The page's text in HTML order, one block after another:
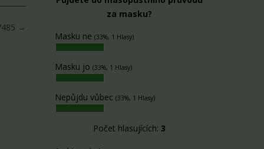
→
za masku?
Masku ne (33%, 1 Hlasy)
Masku jo (33%, 1 Hlasy)
Nepůjdu vůbec (33%, 1 Hlasy)
Počet hlasujících: 3